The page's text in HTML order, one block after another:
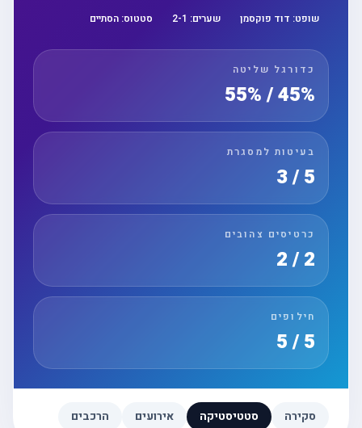
שופט:דוד פוקסמן שערים: 2 -1 סטטוס:הסתיים
כדורגל שליטה
45% / 55%
בעיטות למסגרת
כרטיסים צהובים
חילופים
סקירה סטטיסטיקה אירועים הרכבים